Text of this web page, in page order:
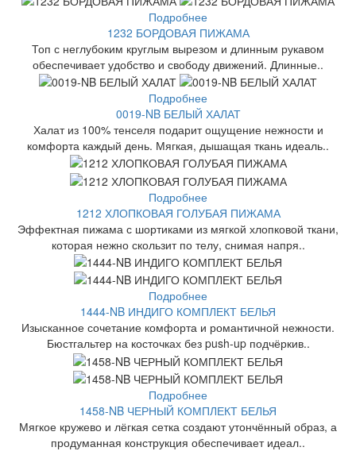
Подробнее
1232 БОРДОВАЯ ПИЖАМА
Топ с неглубоким круглым вырезом и длинным рукавом
обеспечивает удобство и свободу движений. Длинные..
Подробнее
0019-NB БЕЛЫЙ ХАЛАТ
Халат из 100% тенселя подарит ощущение нежности и
комфорта каждый день. Мягкая, дышащая ткань идеаль..
Подробнее
1212 ХЛОПКОВАЯ ГОЛУБАЯ ПИЖАМА
Эффектная пижама с шортиками из мягкой хлопковой ткани,
которая нежно скользит по телу, снимая напря..
Подробнее
1444-NB ИНДИГО КОМПЛЕКТ БЕЛЬЯ
Изысканное сочетание комфорта и романтичной нежности.
Бюстгальтер на косточках без push-up подчёркив..
Подробнее
1458-NB ЧЕРНЫЙ КОМПЛЕКТ БЕЛЬЯ
Мягкое кружево и лёгкая сетка создают утончённый образ, а
продуманная конструкция обеспечивает идеал..